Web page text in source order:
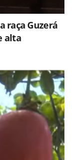
raça Guzerá
alta